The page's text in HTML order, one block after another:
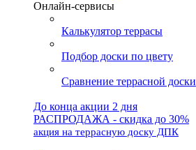
Онлайн-сервисы
Калькулятор террасы
Подбор доски по цвету
Сравнение террасной доски
До конца акции 2 дня
РАСПРОДАЖА - скидка до 30%
акция на террасную доску ДПК